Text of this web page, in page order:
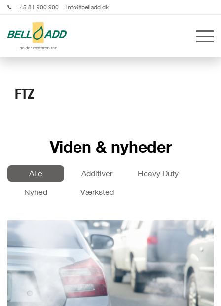
+45 81 900 900 info@belladd.dk
FTZ
Viden & nyheder
Alle Additiver
Heavy Duty
Nyhed
Værksted